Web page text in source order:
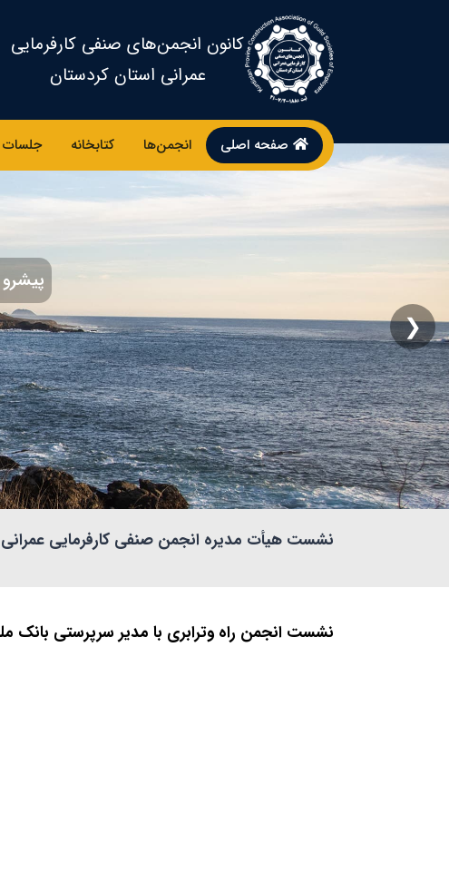
کانون انجمن‌های صنفی کارفرمایی
عمرانی استان کردستان
صفحه اصلی انجمن‌ها کتابخانه جلسات
❮
نشست هیأت مدیره انجمن صنفی کارفرمایی
نشست انجمن راه وترابری با مدیر سرپرستی بانک